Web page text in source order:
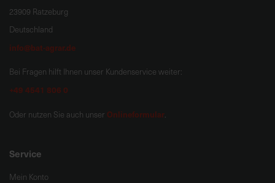
23909 Ratzeburg
Deutschland
info@bat-agrar.de
Bei Fragen hilft Ihnen unser Kundenservice weiter:
+49 4541 806 0
Oder nutzen Sie auch unser Onlineformular.
Service
Mein Konto